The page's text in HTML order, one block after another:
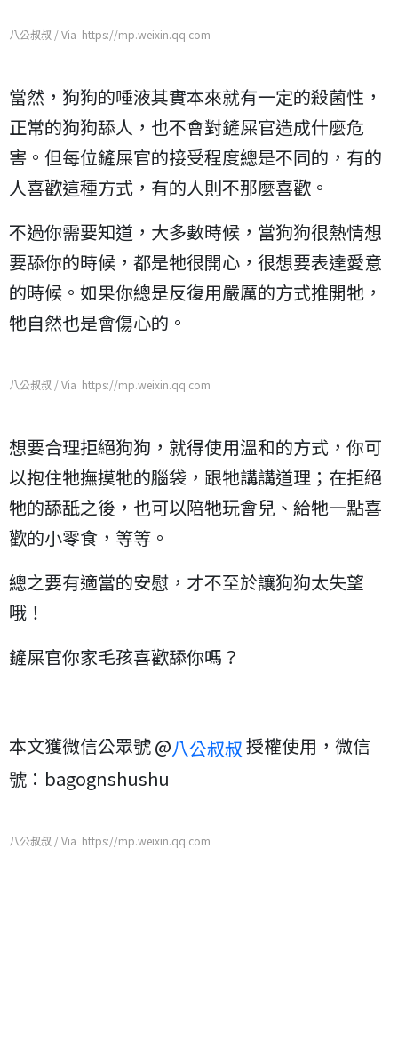
八公叔叔 / Via https://mp.weixin.qq.com
當然，狗狗的唾液其實本來就有一定的殺菌性，
正常的狗狗舔人，也不會對鏟屎官造成什麼危
害。但每位鏟屎官的接受程度總是不同的，有的
人喜歡這種方式，有的人則不那麼喜歡。
不過你需要知道，大多數時候，當狗狗很熱情想
要舔你的時候，都是牠很開心，很想要表達愛意
的時候。如果你總是反復用嚴厲的方式推開牠，
牠自然也是會傷心的。
八公叔叔 / Via https://mp.weixin.qq.com
想要合理拒絕狗狗，就得使用溫和的方式，你可
以抱住牠撫摸牠的腦袋，跟牠講講道理；在拒絕
牠的舔舐之後，也可以陪牠玩會兒、給牠一點喜
歡的小零食，等等。
總之要有適當的安慰，才不至於讓狗狗太失望
哦！
鏟屎官你家毛孩喜歡舔你嗎？
本文獲微信公眾號 @八公叔叔授權使用，微信
號：bagognshushu
八公叔叔 / Via https://mp.weixin.qq.com